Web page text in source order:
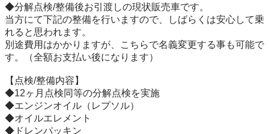
◆分解点検/整備後お引渡しの現状販売車です。
当方にて下記の整備を行いますので、しばらくは安心して乗
れると思われます。
別途費用はかかりますが、こちらで名義変更する事も可能で
す。（全額お支払い後になります）
【点検/整備内容】
◆12ヶ月点検同等の分解点検を実施
◆エンジンオイル（レプソル）
◆オイルエレメント
◆ドレンパッキン